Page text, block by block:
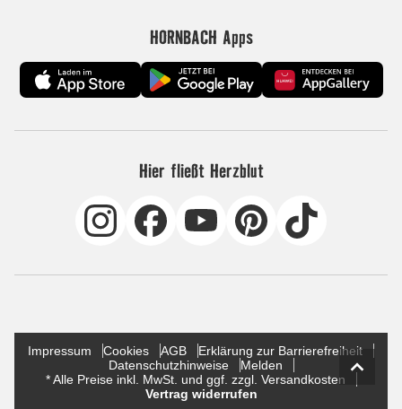
HORNBACH Apps
Hier fließt Herzblut
Impressum Cookies AGB
Erklärung zur Barrierefreiheit
Datenschutzhinweise
Melden
* Alle Preise inkl. MwSt. und ggf. zzgl. Versandkosten
Vertrag widerrufen